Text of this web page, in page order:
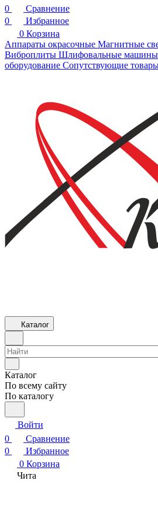
0
Сравнение
0
Избранное
0 Корзина
Аппараты окрасочные Магнитные
Виброплиты Шлифовальные машины
оборудование Сопутствующие
Каталог
Каталог
По всему сайту
По каталогу
Войти
0
Сравнение
0
Избранное
0 Корзина
Чита